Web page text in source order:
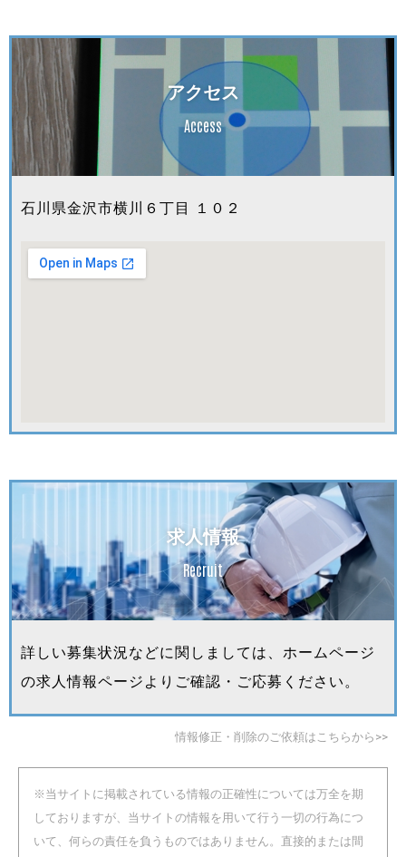
アクセス
Access
石川県金沢市横川６丁目 １０２
求人情報
Recruit
詳しい募集状況などに関しましては、ホームページ
の求人情報ページよりご確認・ご応募ください。
情報修正・削除のご依頼はこちらから>>
※当サイトに掲載されている情報の正確性については万全を期
しておりますが、当サイトの情報を用いて行う一切の行為につ
いて、何らの責任を負うものではありません。直接的または間